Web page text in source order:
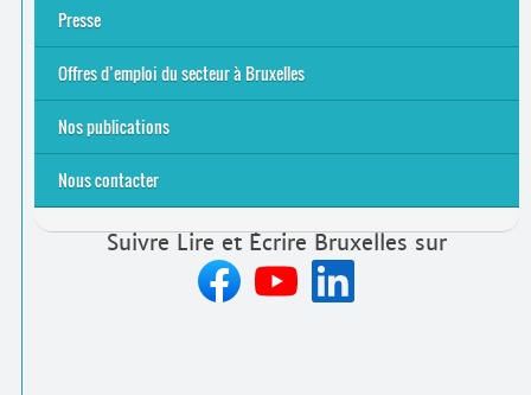
Équipe et contacts
Accompagnement individuel
Accompagnement collectif
Folder Service Alpha-Emploi
Presse
2021
2024
2025
Offres d’emploi du secteur à Bruxelles
Emplois rémunérés
Bénévolat
Candidature spontanée à Lire et Écrire Bruxelles
Nos publications
Nous contacter
Suivre Lire et Écrire Bruxelles sur